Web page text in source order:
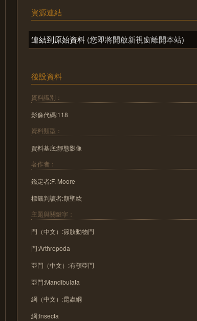
資源連結
連結到原始資料 (您即將開啟新視窗離開本站)
後設資料
資料識別：
影像代碼:118
資料類型：
資料基底:靜態影像
著作者：
鑑定者:F. Moore
標籤判讀者:顏聖紘
主題與關鍵字：
門（中文）:節肢動物門
門:Arthropoda
亞門（中文）:有顎亞門
亞門:Mandibulata
綱（中文）:昆蟲綱
綱:Insecta